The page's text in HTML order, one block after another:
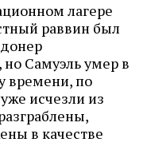
лагере
раввин был
но Самуэль умер в
времени, по
исчезли из
в качестве